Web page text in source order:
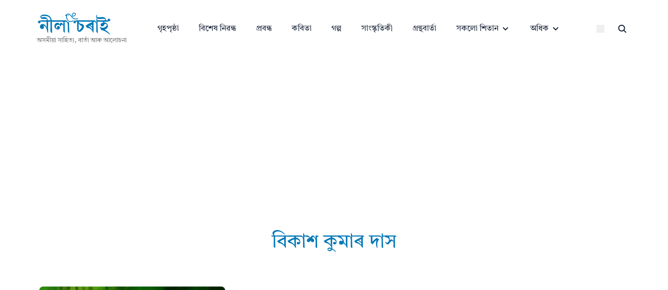
অসমীয়া সাহিত্য, বাৰ্তা আৰু আলোচনা
গৃহপৃষ্ঠা বিশেষ নিৱন্ধ প্ৰবন্ধ কবিতা গল্প সাংস্কৃতিকী গ্ৰন্থবাৰ্তা সকলো শিতান অধিক
বিকাশ কুমাৰ দাস